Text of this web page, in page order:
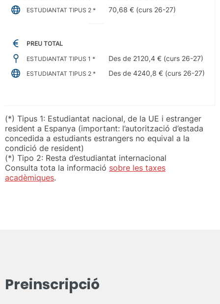
ESTUDIANTAT TIPUS 2 * 70,68 € (curs 26-27)
PREU TOTAL
ESTUDIANTAT TIPUS 1 * Des de 2120,4 € (curs 26-27)
ESTUDIANTAT TIPUS 2 * Des de 4240,8 € (curs 26-27)
(*) Tipus 1: Estudiantat nacional, de la UE i estranger
resident a Espanya (important: l’autorització d’estada
concedida a estudiants estrangers no equival a la
condició de resident)
(*) Tipo 2: Resta d’estudiantat internacional
Consulta tota la informació sobre les taxes
acadèmiques.
Preinscripció